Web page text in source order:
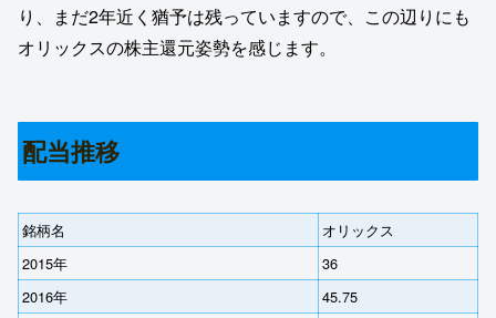
り、まだ2年近く猶予は残っていますので、この辺りにも
オリックスの株主還元姿勢を感じます。
配当推移
銘柄名
オリックス
2015年
36
2016年
45.75